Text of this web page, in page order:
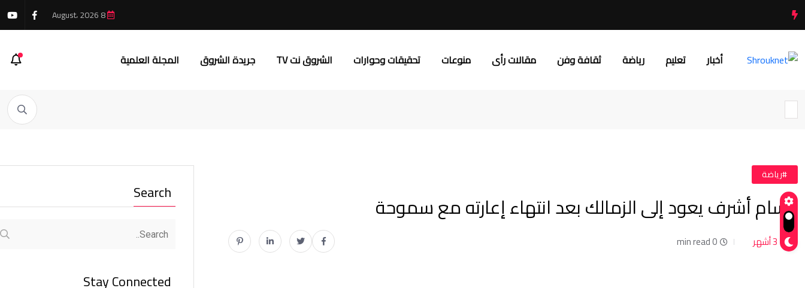
أخبار تعليم رياضة ثقافة وفن مقالات رأى منوعات تحقيقات وحوارات الشروق نت TV جريدة الشروق المجلة العلمية
#رياضة
حسام أشرف يعود إلى الزمالك بعد انتهاء إعارته مع سموحة
3 أشهر 0 min read
Search
Stay Connected